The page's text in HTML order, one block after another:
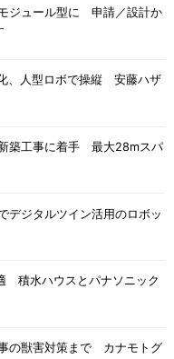
ジュール型に 申請／設計か
、人型ロボで操縦 安藤ハザ
築工事に着手 最大28mスパ
デジタルツイン活用のロボッ
積水ハウスとパナソニック
の獣害対策まで カナモトグ